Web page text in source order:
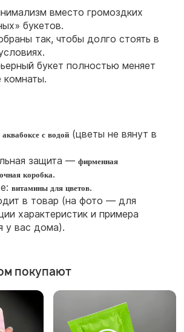
вместо громоздких
букетов.
так, чтобы долго стоять в
букет полностью меняет
комнаты.
аквабоксе с водой (цветы не вянут в
защита — фирменная
коробка.
витамины для цветов.
в товар (на фото — для
характеристик и примера
у вас дома).
покупают